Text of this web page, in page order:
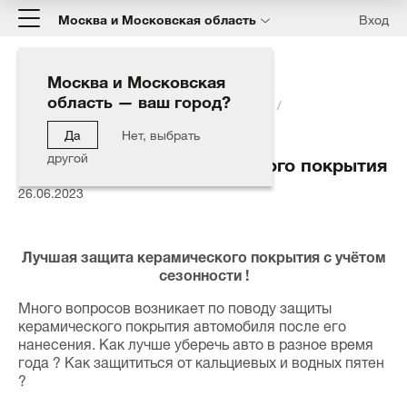
Москва и Московская область
Москва и Московская
область — ваш город?
Да
Нет, выбрать
другой
Вход
Главная Блог Проблемы и их решения
Лучшая защита керамического покрытия
Лучшая защита керамического покрытия с учётом
сезонности !
Много вопросов возникает по поводу защиты
керамического покрытия автомобиля после его
нанесения. Как лучше уберечь авто в разное время
года ? Как защититься от кальциевых и водных пятен
?
Лучшая защита керамического покрытия
26.06.2023